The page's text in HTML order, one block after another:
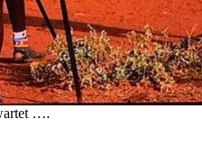
….